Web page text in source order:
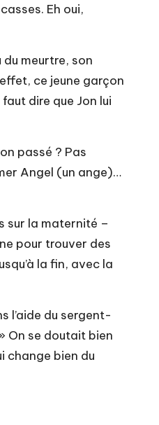
Eh oui,
du meurtre, son
ce jeune garçon
dire que Jon lui
passé ? Pas
Angel (un ange)…
sur la maternité –
pour trouver des
la fin, avec la
l’aide du sergent-
On se doutait bien
change bien du